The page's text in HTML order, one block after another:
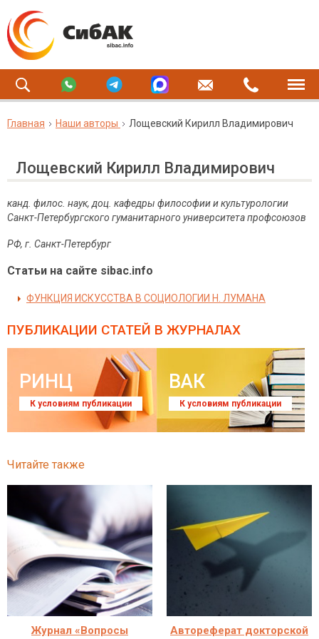
Главная Наши авторы Лощевский Кирилл Владимирович
Лощевский Кирилл Владимирович
канд. филос. наук, доц. кафедры философии и культурологии
Санкт-Петербургского гуманитарного университета профсоюзов
РФ, г. Санкт-Петербург
Статьи на сайте sibac.info
ФУНКЦИЯ ИСКУССТВА В СОЦИОЛОГИИ Н. ЛУМАНА
ПУБЛИКАЦИИ СТАТЕЙ В ЖУРНАЛАХ
РИНЦ
К условиям публикации
ВАК
К условиям публикации
Читайте также
Журнал «Вопросы
Автореферат докторской